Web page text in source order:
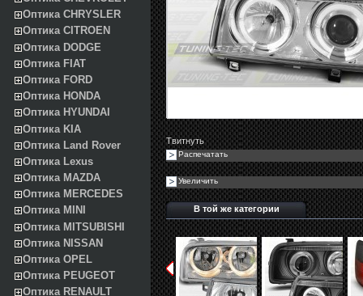
Оптика CHRYSLER
Оптика CITROEN
Оптика DODGE
Оптика FIAT
Оптика FORD
Оптика HONDA
Оптика HYUNDAI
Оптика KIA
Оптика Land Rover
Оптика Lexus
Оптика MAZDA
Оптика MERCEDES
Оптика MINI
Оптика MITSUBISHI
Оптика NISSAN
Оптика OPEL
Оптика PEUGEOT
Оптика RENAULT
Твитнуть
Распечатать
Увеличить
В той же категории